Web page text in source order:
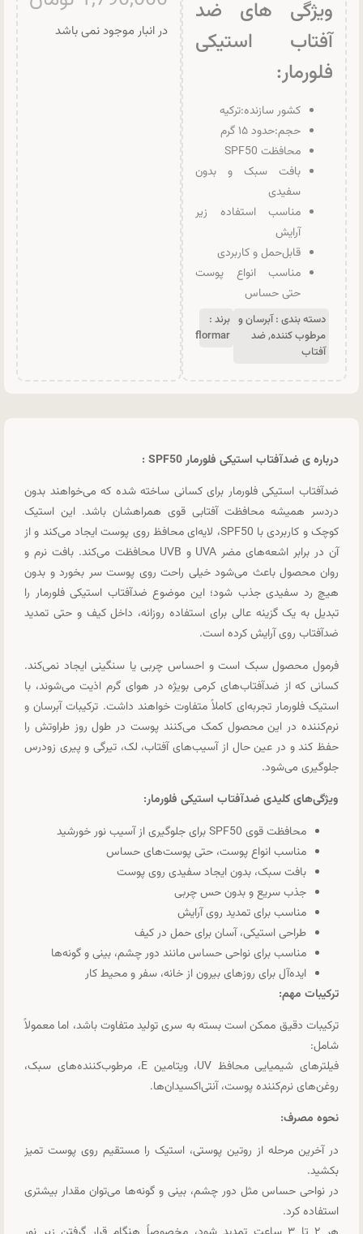
ویژگی های ضد
آفتاب استیکی
فلورمار:
کشور سازنده:ترکیه
حجم:حدود ۱۵ گرم
محافظت SPF50
بافت سبک و بدون
سفیدی
مناسب استفاده زیر
آرایش
قابل‌حمل و کاربردی
مناسب انواع پوست
حتی حساس
دسته بندی :آبرسان و
مرطوب کننده,ضد
آفتاب
برند :
flormar
در انبار موجود نمی باشد
درباره ی ضدآفتاب استیکی فلورمار SPF50 :
ضدآفتاب استیکی فلورمار برای کسانی ساخته شده که می‌خواهند بدون
دردسر همیشه محافظت آفتابی قوی همراهشان باشد. این استیک
کوچک و کاربردی با SPF50، لایه‌ای محافظ روی پوست ایجاد می‌کند و از
آن در برابر اشعه‌های مضر UVA و UVB محافظت می‌کند. بافت نرم و
روان محصول باعث می‌شود خیلی راحت روی پوست سر بخورد و بدون
هیچ رد سفیدی جذب شود؛ این موضوع ضدآفتاب استیکی فلورمار را
تبدیل به یک گزینه عالی برای استفاده روزانه، داخل کیف و حتی تمدید
ضدآفتاب روی آرایش کرده است.
فرمول محصول سبک است و احساس چربی یا سنگینی ایجاد نمی‌کند.
کسانی که از ضدآفتاب‌های کرمی بویژه در هوای گرم اذیت می‌شوند، با
استیک فلورمار تجربه‌ای کاملاً متفاوت خواهند داشت. ترکیبات آبرسان و
نرم‌کننده در این محصول کمک می‌کنند پوست در طول روز طراوتش را
حفظ کند و در عین حال از آسیب‌های آفتاب، لک، تیرگی و پیری زودرس
جلوگیری می‌شود.
ویژگی‌های کلیدی ضدآفتاب استیکی فلورمار:
محافظت قوی SPF50 برای جلوگیری از آسیب نور خورشید
مناسب انواع پوست، حتی پوست‌های حساس
بافت سبک، بدون ایجاد سفیدی روی پوست
جذب سریع و بدون حس چربی
مناسب برای تمدید روی آرایش
طراحی استیکی، آسان برای حمل در کیف
مناسب برای نواحی حساس مانند دور چشم، بینی و گونه‌ها
ایده‌آل برای روزهای بیرون از خانه، سفر و محیط کار
ترکیبات مهم:
ترکیبات دقیق ممکن است بسته به سری تولید متفاوت باشد، اما معمولاً
شامل:
فیلترهای شیمیایی محافظ UV، ویتامین E، مرطوب‌کننده‌های سبک،
روغن‌های نرم‌کننده پوست، آنتی‌اکسیدان‌ها.
نحوه مصرف:
در آخرین مرحله از روتین پوستی، استیک را مستقیم روی پوست تمیز
بکشید.
در نواحی حساس مثل دور چشم، بینی و گونه‌ها می‌توان مقدار بیشتری
استفاده کرد.